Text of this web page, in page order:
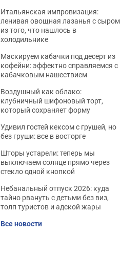
Итальянская импровизация:
ленивая овощная лазанья с сыром
из того, что нашлось в
холодильнике
Маскируем кабачки под десерт из
кофейни: эффектно справляемся с
кабачковым нашествием
Воздушный как облако:
клубничный шифоновый торт,
который сохраняет форму
Удивил гостей кексом с грушей, но
без груши: все в восторге
Шторы устарели: теперь мы
выключаем солнце прямо через
стекло одной кнопкой
Небанальный отпуск 2026: куда
тайно рвануть с детьми без виз,
толп туристов и адской жары
Все новости